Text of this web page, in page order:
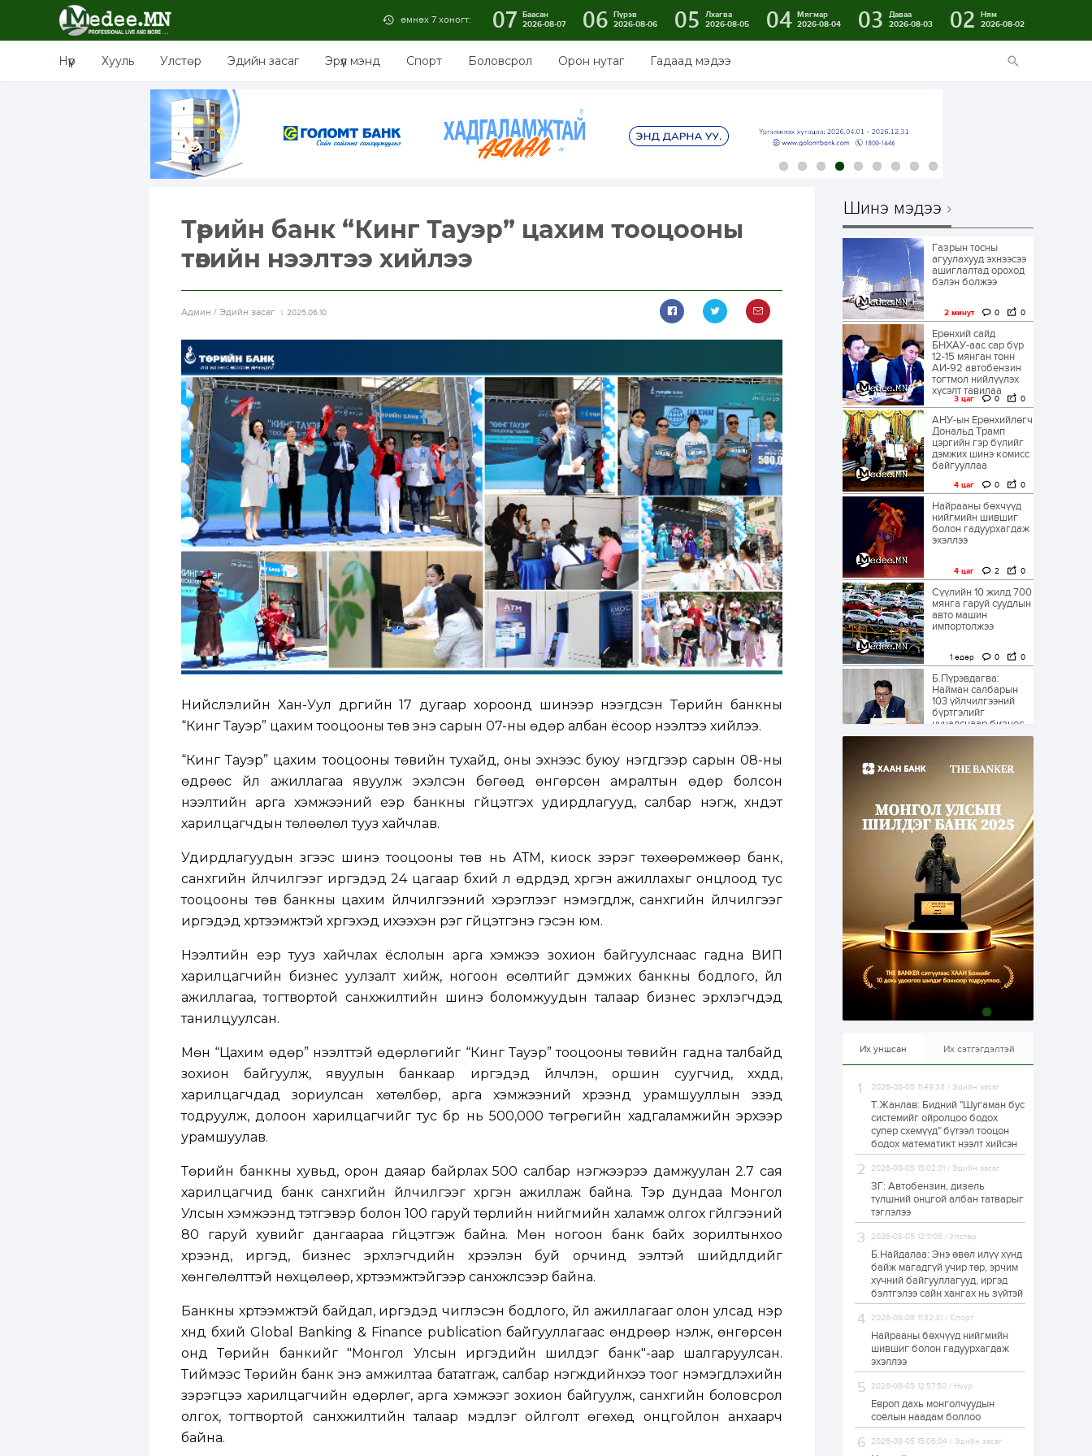
өмнөх 7 хоногт: 07 Баасан
2026-08-07
06 Пүрэв
2026-08-06
05
Лхагва
2026-08-05
04 Мягмар
2026-08-04
03
Даваа
2026-08-03
02
Ням
2026-08-02
Нүүр Хууль Улстөр Эдийн засаг Эрүүл мэнд Спорт Боловсрол Орон нутаг Гадаад мэдээ
Төрийн банк “Кинг Тауэр” цахим тооцооны
төвийн нээлтээ хийлээ
Aдмин / Эдийн засаг 2025.06.10
Нийслэлийн Хан-Уул дүүргийн 17 дугаар хороонд шинээр нээгдсэн Төрийн банкны
“Кинг Тауэр” цахим тооцооны төв энэ сарын 07-ны өдөр албан ёсоор нээлтээ хийлээ.
“Кинг Тауэр” цахим тооцооны төвийн тухайд, оны эхнээс буюу нэгдүгээр сарын 08-ны
өдрөөс үйл ажиллагаа явуулж эхэлсэн бөгөөд өнгөрсөн амралтын өдөр болсон
нээлтийн арга хэмжээний үеэр банкны гүйцэтгэх удирдлагууд, салбар нэгж, хүндэт
харилцагчдын төлөөлөл тууз хайчлав.
Удирдлагуудын зүгээс шинэ тооцооны төв нь АТМ, киоск зэрэг төхөөрөмжөөр банк,
санхүүгийн үйлчилгээг иргэдэд 24 цагаар бүхий л өдрүүдэд хүргэн ажиллахыг онцлоод тус
тооцооны төв банкны цахим үйлчилгээний хэрэглээг нэмэгдүүлж, санхүүгийн үйлчилгээг
иргэдэд хүртээмжтэй хүргэхэд ихээхэн үүрэг гүйцэтгэнэ гэсэн юм.
Нээлтийн үеэр тууз хайчлах ёслолын арга хэмжээ зохион байгуулснаас гадна ВИП
харилцагчийн бизнес уулзалт хийж, ногоон өсөлтийг дэмжих банкны бодлого, үйл
ажиллагаа, тогтвортой санхүүжилтийн шинэ боломжуудын талаар бизнес эрхлэгчдэд
танилцуулсан.
Мөн “Цахим өдөр” нээлттэй өдөрлөгийг “Кинг Тауэр” тооцооны төвийн гадна талбайд
зохион байгуулж, явуулын банкаар иргэдэд үйлчлэн, оршин суугчид, хүүхдүүд,
харилцагчдад зориулсан хөтөлбөр, арга хэмжээний хүрээнд урамшууллын эзэд
тодруулж, долоон харилцагчийг тус бүр нь 500,000 төгрөгийн хадгаламжийн эрхээр
урамшуулав.
Төрийн банкны хувьд, орон даяар байрлах 500 салбар нэгжээрээ дамжуулан 2.7 сая
харилцагчид банк санхүүгийн үйлчилгээг хүргэн ажиллаж байна. Тэр дундаа Монгол
Улсын хэмжээнд тэтгэвэр болон 100 гаруй төрлийн нийгмийн халамж олгох гүйлгээний
80 гаруй хувийг дангаараа гүйцэтгэж байна. Мөн ногоон банк байх зорилтынхоо
хүрээнд, иргэд, бизнес эрхлэгчдийн хүрээлэн буй орчинд ээлтэй шийдлүүдийг
хөнгөлөлттэй нөхцөлөөр, хүртээмжтэйгээр санхүүжүүлсээр байна.
Банкны хүртээмжтэй байдал, иргэдэд чиглэсэн бодлого, үйл ажиллагааг олон улсад нэр
хүнд бүхий Global Banking & Finance publication байгууллагаас өндрөөр үнэлж, өнгөрсөн
онд Төрийн банкийг "Монгол Улсын иргэдийн шилдэг банк"-аар шалгаруулсан.
Тиймээс Төрийн банк энэ амжилтаа бататгаж, салбар нэгжүүдийнхээ тоог нэмэгдүүлэхийн
зэрэгцээ харилцагчийн өдөрлөг, арга хэмжээг зохион байгуулж, санхүүгийн боловсрол
олгох, тогтвортой санхүүжилтийн талаар мэдлэг ойлголт өгөхөд онцгойлон анхаарч
байна.
Шинэ мэдээ
Газрын тосны
агуулахууд эхнээсээ
ашиглалтад ороход
бэлэн болжээ
2 минут 0 0
Ерөнхий сайд
БНХАУ-аас сар бүр
12-15 мянган тонн
АИ-92 автобензин
тогтмол нийлүүлэх
хүсэлт тавилаа
3 цаг 0 0
АНУ-ын Ерөнхийлөгч
Дональд Трамп
цэргийн гэр бүлийг
дэмжих шинэ комисс
байгууллаа
4 цаг 0 0
Найрааны бөхчүүд
нийгмийн шившиг
болон гадуурхагдаж
эхэллээ
4 цаг 2 0
Сүүлийн 10 жилд 700
мянга гаруй суудлын
авто машин
импортолжээ
1 өдөр 0 0
Б.Пүрэвдагва:
Найман салбарын
103 үйлчилгээний
бүртгэлийг
цуцалснаар бизнес
эрхлэхэд таатай...
Долдугаар сард
709.503 зөрчил
1 өдөр 0 0
Цалинтай ээжийн 50
мянган төгрөгийн
тэтгэмжийг 500
мянгад хүргэх
өргөдөлд санал авч
эхэлжээ
1 өдөр 2 0
Б.Түмэн-Өлзий: Олон
улсад хуримтлуулсан
мэдлэг, туршлагаа эх
орныхоо хөгжилд
зориулна
Алтны үнэ дөрвөн
өсөж байна
1 өдөр 0
Худалдагч
Н.Амарзаяа:
Дэлгүүрийн 32
хуудастай өрийн
дэвтэр долоо хоногт
л дүүрдэг
1 өдөр 0
Б.Хулан дэлхийн
аварга боллоо
1 өдөр 0 0
Р.Даваадорж: Энэ
намрын экспортын
орлого Монголд
боломж олгож болох
1 өдөр 0
тоогоор төгссөн бол
өнөөдөр шатахуун
авна
Их уншсан Их сэтгэгдэлтэй
2026-08-05 11:49:38 / Эдийн засаг
Т.Жанлав: Бидний "Шугаман бус
системийг ойролцоо бодох
супер схемүүд" бүтээл тооцон
бодох математикт нээлт хийсэн
2026-08-05 15:02:31 / Эдийн засаг
ЗГ: Автобензин, дизель
түлшний онцгой албан татварыг
тэглэлээ
2026-08-05 12:11:05 / Улстөр
Б.Найдалаа: Энэ өвөл илүү хүнд
байж магадгүй учир төр, эрчим
хүчний байгууллагууд, иргэд
бэлтгэлээ сайн хангах нь зүйтэй
2026-08-08 11:32:31 / Спорт
Найрааны бөхчүүд нийгмийн
шившиг болон гадуурхагдаж
эхэллээ
2026-08-05 12:57:50 / Нүүр
Европ дахь монголчуудын
соёлын наадам боллоо
2026-08-05 15:06:04 / Эдийн засаг